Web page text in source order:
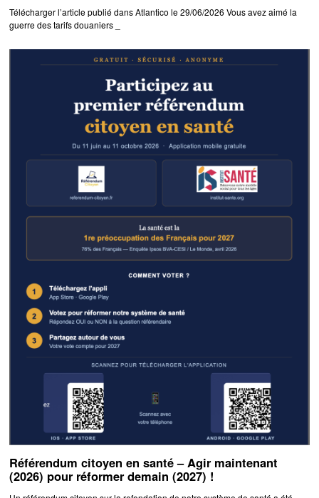
Télécharger l’article publié dans Atlantico le 29/06/2026 Vous avez aimé la
guerre des tarifs douaniers _
Référendum citoyen en santé – Agir maintenant
(2026) pour réformer demain (2027) !